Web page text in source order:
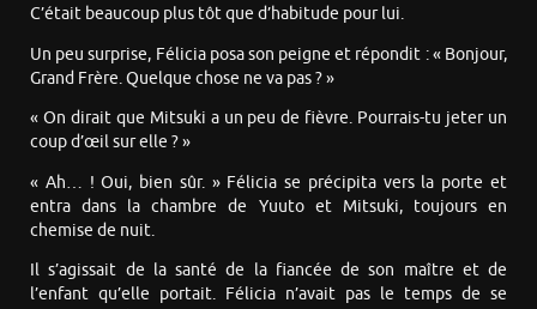
C’était beaucoup plus tôt que d’habitude pour lui.
Un peu surprise, Félicia posa son peigne et répondit : « Bonjour,
Grand Frère. Quelque chose ne va pas ? »
« On dirait que Mitsuki a un peu de fièvre. Pourrais-tu jeter un
coup d’œil sur elle ? »
« Ah… ! Oui, bien sûr. » Félicia se précipita vers la porte et
entra dans la chambre de Yuuto et Mitsuki, toujours en
chemise de nuit.
Il s’agissait de la santé de la fiancée de son maître et de
l’enfant qu’elle portait. Félicia n’avait pas le temps de se